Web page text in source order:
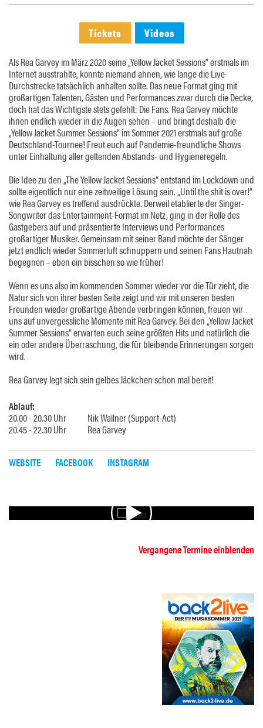
Tickets Videos
Als Rea Garvey im März 2020 seine „Yellow Jacket Sessions“ erstmals im
Internet ausstrahlte, konnte niemand ahnen, wie lange die Live-
Durchstrecke tatsächlich anhalten sollte. Das neue Format ging mit
großartigen Talenten, Gästen und Performances zwar durch die Decke,
doch hat das Wichtigste stets gefehlt: Die Fans. Rea Garvey möchte
ihnen endlich wieder in die Augen sehen – und bringt deshalb die
„Yellow Jacket Summer Sessions“ im Sommer 2021 erstmals auf große
Deutschland-Tournee! Freut euch auf Pandemie-freundliche Shows
unter Einhaltung aller geltenden Abstands- und Hygieneregeln.
Die Idee zu den „The Yellow Jacket Sessions“ entstand im Lockdown und
sollte eigentlich nur eine zeitweilige Lösung sein. „Until the shit is over!“
wie Rea Garvey es treffend ausdrückte. Derweil etablierte der Singer-
Songwriter das Entertainment-Format im Netz, ging in der Rolle des
Gastgebers auf und präsentierte Interviews und Performances
großartiger Musiker. Gemeinsam mit seiner Band möchte der Sänger
jetzt endlich wieder Sommerluft schnuppern und seinen Fans Hautnah
begegnen – eben ein bisschen so wie früher!
Wenn es uns also im kommenden Sommer wieder vor die Tür zieht, die
Natur sich von ihrer besten Seite zeigt und wir mit unseren besten
Freunden wieder großartige Abende verbringen können, freuen wir
uns auf unvergessliche Momente mit Rea Garvey. Bei den „Yellow Jacket
Summer Sessions“ erwarten euch seine größten Hits und natürlich die
ein oder andere Überraschung, die für bleibende Erinnerungen sorgen
wird.
Rea Garvey legt sich sein gelbes Jäckchen schon mal bereit!
Ablauf:
20.00 - 20.30 Uhr Nik Wallner (Support-Act)
20.45 - 22.30 Uhr Rea Garvey
WEBSITE FACEBOOK INSTAGRAM
Vergangene Termine einblenden